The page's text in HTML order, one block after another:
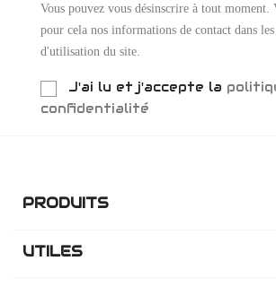
Vous pouvez vous désinscrire à tout moment.
pour cela nos informations de contact dans
d'utilisation du site.
J'ai lu et j'accepte la
confidentialité
PRODUITS
UTILES